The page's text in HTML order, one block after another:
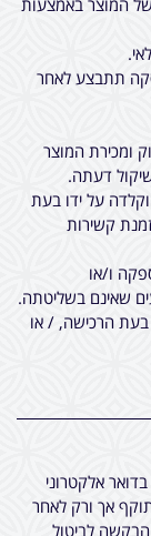
המוצר באמצעות
תתבצע לאחר
ומכירת המוצר
דעתה.
על ידו בעת
עסקים. (בהזמנת קשירות
ו/או
שאינם בשליטתה.
הרכישה, / או
אלקטרוני
אך ורק לאחר
לביטול